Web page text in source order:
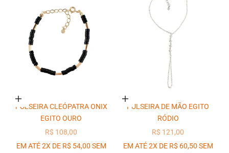
Adicionar ao carrinho
PULSEIRA CLEÓPATRA ONIX
EGITO OURO
PREÇO PROMOCIONAL
R$ 108,00
EM ATÉ 2X DE R$ 54,00 SEM
Adicionar ao carrinho
PULSEIRA DE MÃO EGITO
RÓDIO
PREÇO PROMOCIONAL
R$ 121,00
EM ATÉ 2X DE R$ 60,50 SEM